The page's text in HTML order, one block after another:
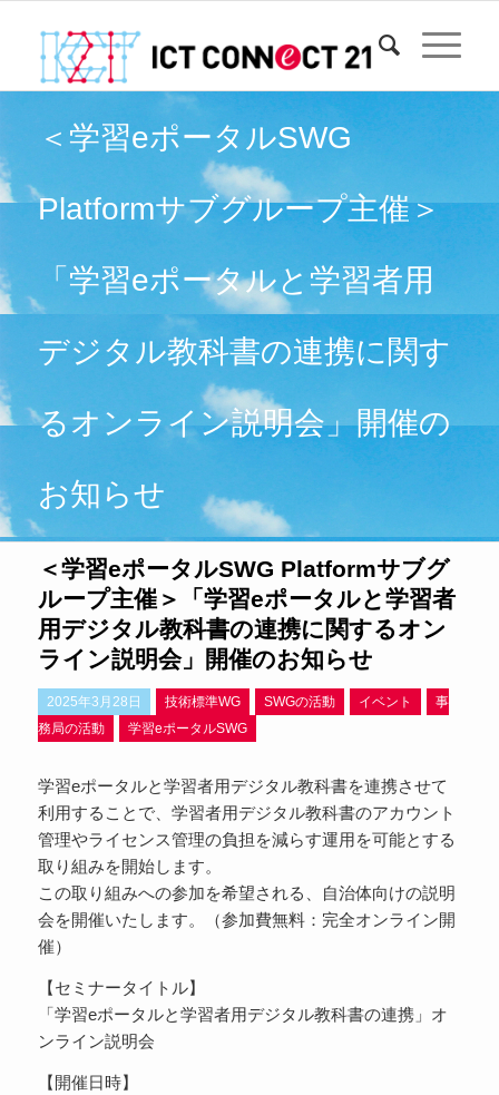
＜学習eポータルSWG
Platformサブグループ主催＞
「学習eポータルと学習者用
デジタル教科書の連携に関す
るオンライン説明会」開催の
お知らせ
＜学習eポータルSWG Platformサブグ
ループ主催＞「学習eポータルと学習者
用デジタル教科書の連携に関するオン
ライン説明会」開催のお知らせ
2025年3月28日 技術標準WG SWGの活動 イベント
事
務局の活動
学習eポータルSWG
学習eポータルと学習者用デジタル教科書を連携させて
利用することで、学習者用デジタル教科書のアカウント
管理やライセンス管理の負担を減らす運用を可能とする
取り組みを開始します。
この取り組みへの参加を希望される、自治体向けの説明
会を開催いたします。（参加費無料：完全オンライン開
催）
【セミナータイトル】
「学習eポータルと学習者用デジタル教科書の連携」オ
ンライン説明会
【開催日時】